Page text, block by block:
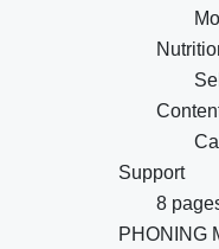
Sel
Support
8
PHONING